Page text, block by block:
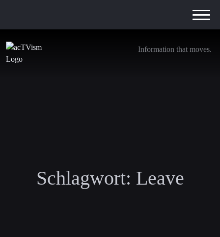
Information that moves.
Schlagwort: Leave